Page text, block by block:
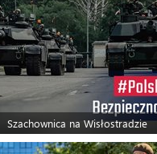
Szachownica na Wisłostradzie